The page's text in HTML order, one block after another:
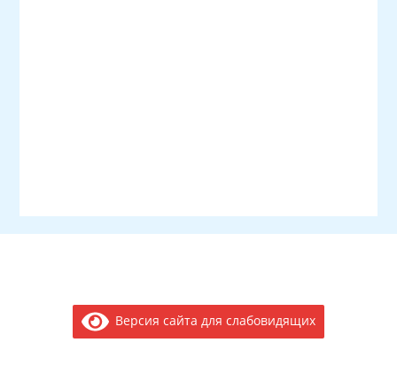
Версия сайта для слабовидящих